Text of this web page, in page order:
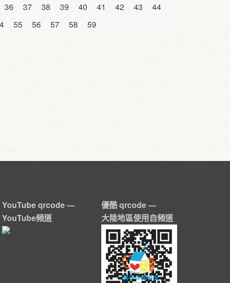
36 37 38 39 40 41 42 43
44
55 56 57 58
59
YouTube qrcode —
YouTube頻道
優酷 qrcode —
大陸地區使用自頻道